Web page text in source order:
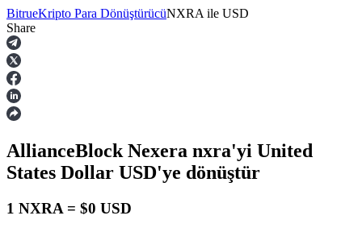
Vadeli İşlemler
BitrueKripto Para DönüştürücüNXRA ile USD
Share
AllianceBlock Nexera nxra'yi United
States Dollar USD'ye dönüştür
1 NXRA = $0 USD